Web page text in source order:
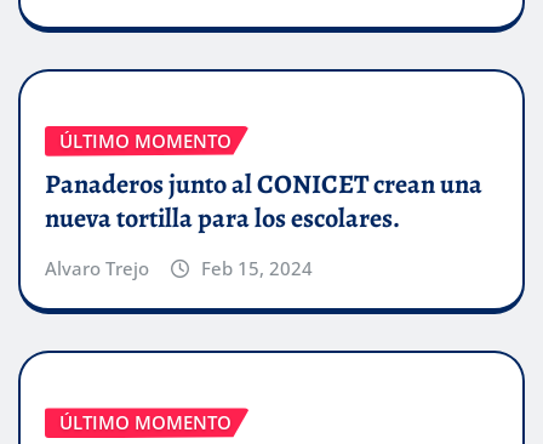
ÚLTIMO MOMENTO
Panaderos junto al CONICET crean una
nueva tortilla para los escolares.
Alvaro Trejo Feb 15, 2024
ÚLTIMO MOMENTO